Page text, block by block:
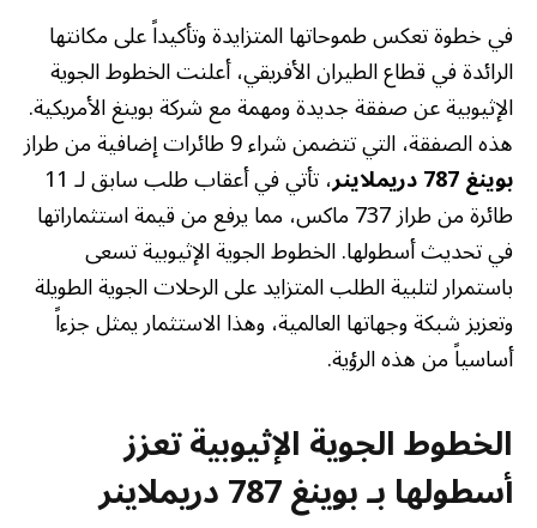
في خطوة تعكس طموحاتها المتزايدة وتأكيداً على مكانتها
الرائدة في قطاع الطيران الأفريقي، أعلنت الخطوط الجوية
الإثيوبية عن صفقة جديدة ومهمة مع شركة بوينغ الأمريكية.
هذه الصفقة، التي تتضمن شراء 9 طائرات إضافية من طراز
بوينغ 787 دريملاينر ، تأتي في أعقاب طلب سابق لـ 11
طائرة من طراز 737 ماكس، مما يرفع من قيمة استثماراتها
في تحديث أسطولها. الخطوط الجوية الإثيوبية تسعى
باستمرار لتلبية الطلب المتزايد على الرحلات الجوية الطويلة
وتعزيز شبكة وجهاتها العالمية، وهذا الاستثمار يمثل جزءاً
أساسياً من هذه الرؤية.
الخطوط الجوية الإثيوبية تعزز
أسطولها بـ بوينغ 787 دريملاينر